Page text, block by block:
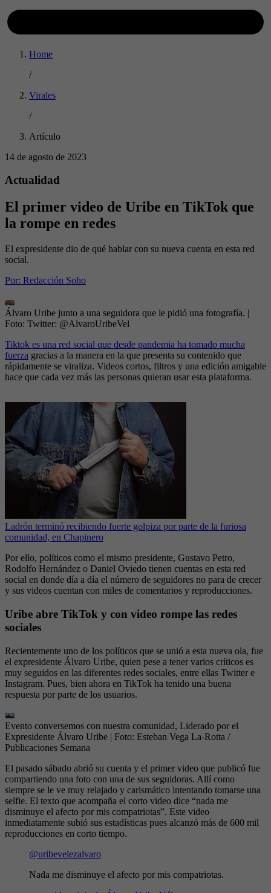
Home
/
Virales
/
Artículo
14 de agosto de 2023
Actualidad
El primer video de Uribe en TikTok que
la rompe en redes
El expresidente dio de qué hablar con su nueva cuenta en esta red
social.
Por: Redacción Soho
Álvaro Uribe junto a una seguidora que le pidió una fotografía. |
Foto: Twitter: @AlvaroUribeVel
Tiktok es una red social que desde pandemia ha tomado mucha
fuerza gracias a la manera en la que presenta su contenido que
rápidamente se viraliza. Videos cortos, filtros y una edición amigable
hace que cada vez más las personas quieran usar esta plataforma.
Ladrón terminó recibiendo fuerte golpiza por parte de la furiosa
comunidad, en Chapinero
Por ello, políticos como el mismo presidente, Gustavo Petro,
Rodolfo Hernández o Daniel Oviedo tienen cuentas en esta red
social en donde día a día el número de seguidores no para de crecer
y sus videos cuentan con miles de comentarios y reproducciones.
Uribe abre TikTok y con video rompe las redes
sociales
Recientemente uno de los políticos que se unió a esta nueva ola, fue
el expresidente Álvaro Uribe, quien pese a tener varios críticos es
muy seguidos en las diferentes redes sociales, entre ellas Twitter e
Instagram. Pues, bien ahora en TikTok ha tenido una buena
respuesta por parte de los usuarios.
Evento conversemos con nuestra comunidad, Liderado por el
Expresidente Álvaro Uribe | Foto: Esteban Vega La-Rotta /
Publicaciones Semana
El pasado sábado abrió su cuenta y el primer video que publicó fue
compartiendo una foto con una de sus seguidoras. Allí como
siempre se le ve muy relajado y carismático intentando tomarse una
selfie. El texto que acompaña el corto video dice “nada me
disminuye el afecto por mis compatriotas”. Este video
inmediatamente subió sus estadísticas pues alcanzó más de 600 mil
reproducciones en corto tiempo.
@uribevelezalvaro
Nada me disminuye el afecto por mis compatriotas.